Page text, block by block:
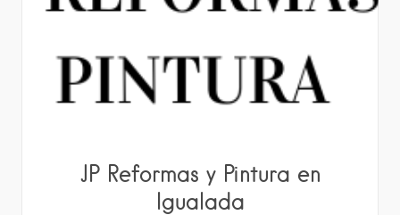
JP Reformas y Pintura en
Igualada